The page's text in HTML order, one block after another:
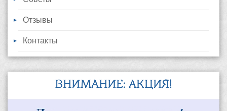
Отзывы
Контакты
ВНИМАНИЕ: АКЦИЯ!